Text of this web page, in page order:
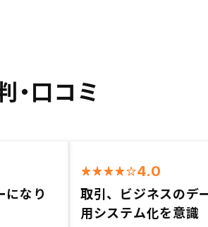
・口コミ
になり
4.0
取引、ビジネスのデ
用システム化を意識